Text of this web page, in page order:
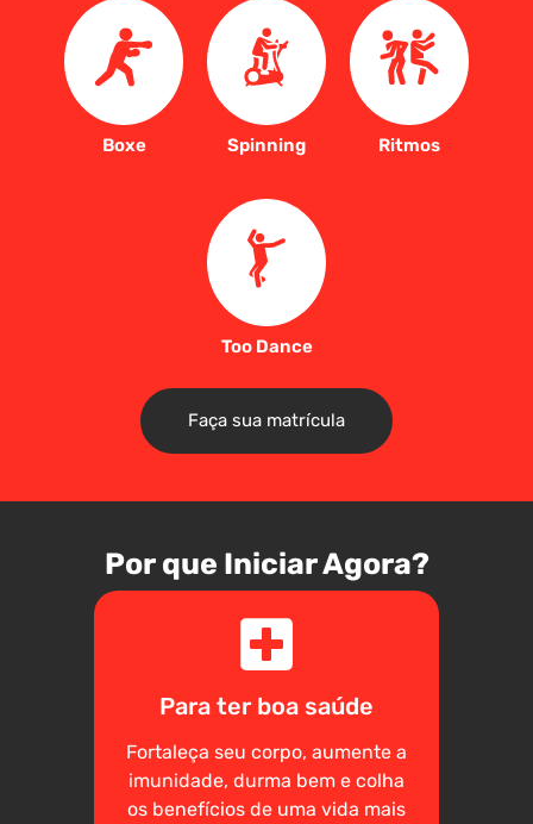
Boxe Spinning Ritmos
Too Dance
Faça sua matrícula
Por que Iniciar Agora?
Para ter boa saúde
Fortaleça seu corpo, aumente a
imunidade, durma bem e colha
os benefícios de uma vida mais